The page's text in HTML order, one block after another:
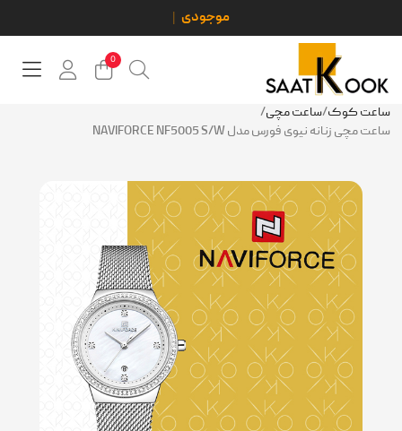
0
ساعت کوک/ساعت مچی/
ساعت مچی زنانه نیوی فورس مدل NAVIFORCE NF5005 S/W